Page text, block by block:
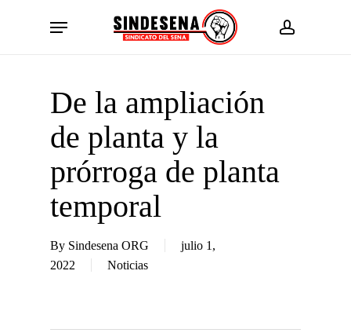
account
Menu
De la ampliación
de planta y la
prórroga de planta
temporal
By Sindesena ORG
julio 1,
2022
Noticias